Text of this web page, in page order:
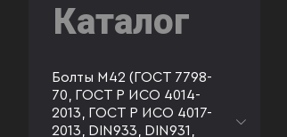
Каталог
Болты М42 (ГОСТ 7798-
70, ГОСТ Р ИСО 4014-
2013, ГОСТ Р ИСО 4017-
2013, DIN933, DIN931,